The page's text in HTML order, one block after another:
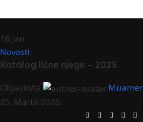
16 jan
Novosti
Katalog lične njege – 2025
Objavio/la
Muamer
25. Marta 2026.